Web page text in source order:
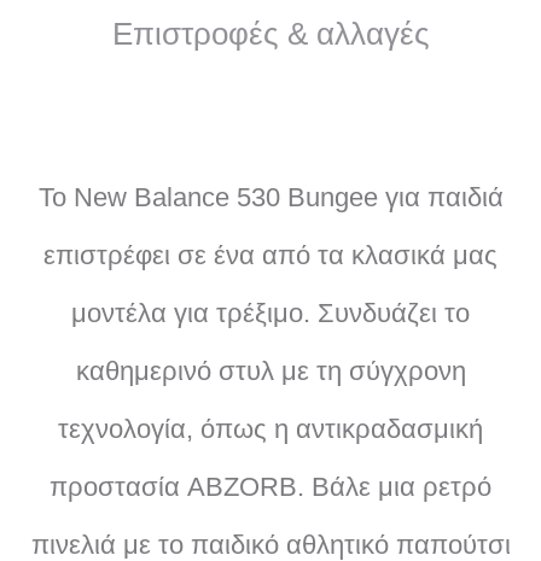
Επιστροφές & αλλαγές
Το New Balance 530 Bungee για παιδιά
επιστρέφει σε ένα από τα κλασικά μας
μοντέλα για τρέξιμο. Συνδυάζει το
καθημερινό στυλ με τη σύγχρονη
τεχνολογία, όπως η αντικραδασμική
προστασία ABZORB. Βάλε μια ρετρό
πινελιά με το παιδικό αθλητικό παπούτσι